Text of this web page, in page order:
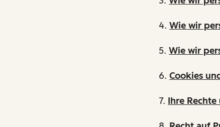
4. Wie wir
5. Wie wir
6. Cookies
7. Ihre